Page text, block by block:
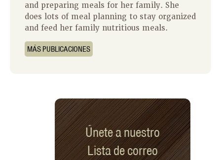
and preparing meals for her family. She
does lots of meal planning to stay organized
and feed her family nutritious meals.
MÁS PUBLICACIONES
Únete a nuestro
Lista de correo